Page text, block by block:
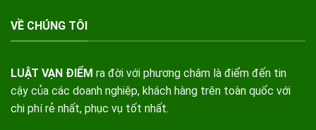
VỀ CHÚNG TÔI
LUẬT VẠN ĐIỂM ra đời với phương châm là điểm đến tin
cậy của các doanh nghiệp, khách hàng trên toàn quốc với
chi phí rẻ nhất, phục vụ tốt nhất.